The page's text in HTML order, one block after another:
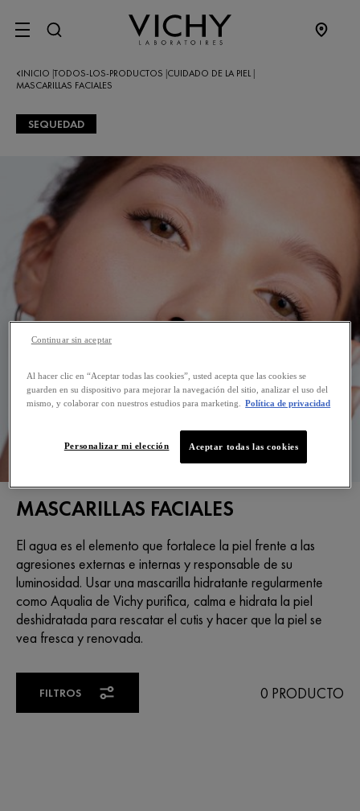
SITE MENU
INICIO TODOS-LOS-PRODUCTOS CUIDADO DE LA PIEL
MASCARILLAS FACIALES
SEQUEDAD
MASCARILLAS FACIALES
El agua es el elemento que fortalece la piel frente a las
agresiones externas e internas y responsable de su
luminosidad. Usar una mascarilla hidratante regularmente
como Aqualia de Vichy purifica, calma e hidrata la piel
deshidratada para rescatar el cutis y hacer que la piel se
vea fresca y renovada.
FILTROS 0 PRODUCTO
Al hacer clic en “Aceptar todas las cookies”, usted acepta que las cookies se
guarden en su dispositivo para mejorar la navegación del sitio, analizar el uso del
mismo, y colaborar con nuestros estudios para marketing.
Política de privacidad
Aceptar todas las cookies
Personalizar mi elección
Continuar sin aceptar